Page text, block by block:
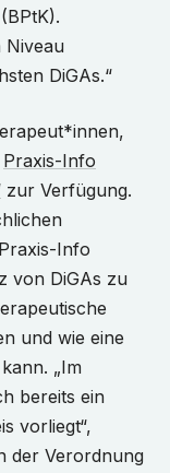
Niveau
DiGAs.“
Praxis-Info
zur Verfügung.
Info
von DiGAs zu
und wie eine
„Im
bereits ein
vorliegt“,
der Verordnung